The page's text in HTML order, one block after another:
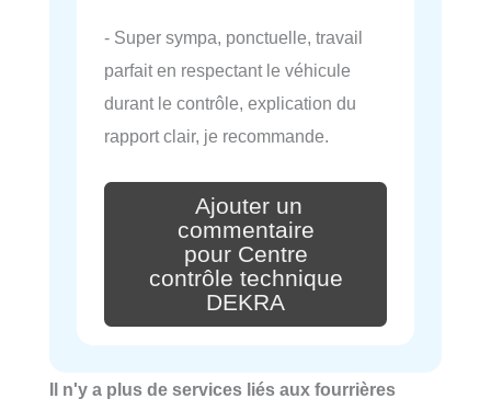
- Super sympa, ponctuelle, travail
parfait en respectant le véhicule
durant le contrôle, explication du
rapport clair, je recommande.
Ajouter un
commentaire
pour Centre
contrôle technique
DEKRA
Il n'y a plus de services liés aux fourrières